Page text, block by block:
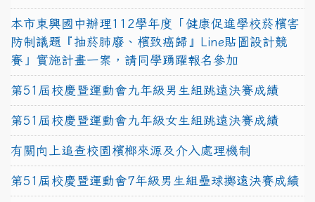
本市東興國中辦理112學年度「健康促進學校菸檳害
防制議題『抽菸肺廢、檳致癌歸』Line貼圖設計競
賽」實施計畫一案，請同學踴躍報名參加
第51屆校慶暨運動會九年級男生組跳遠決賽成績
第51屆校慶暨運動會九年級女生組跳遠決賽成績
有關向上追查校園檳榔來源及介入處理機制
第51屆校慶暨運動會7年級男生組壘球擲遠決賽成績